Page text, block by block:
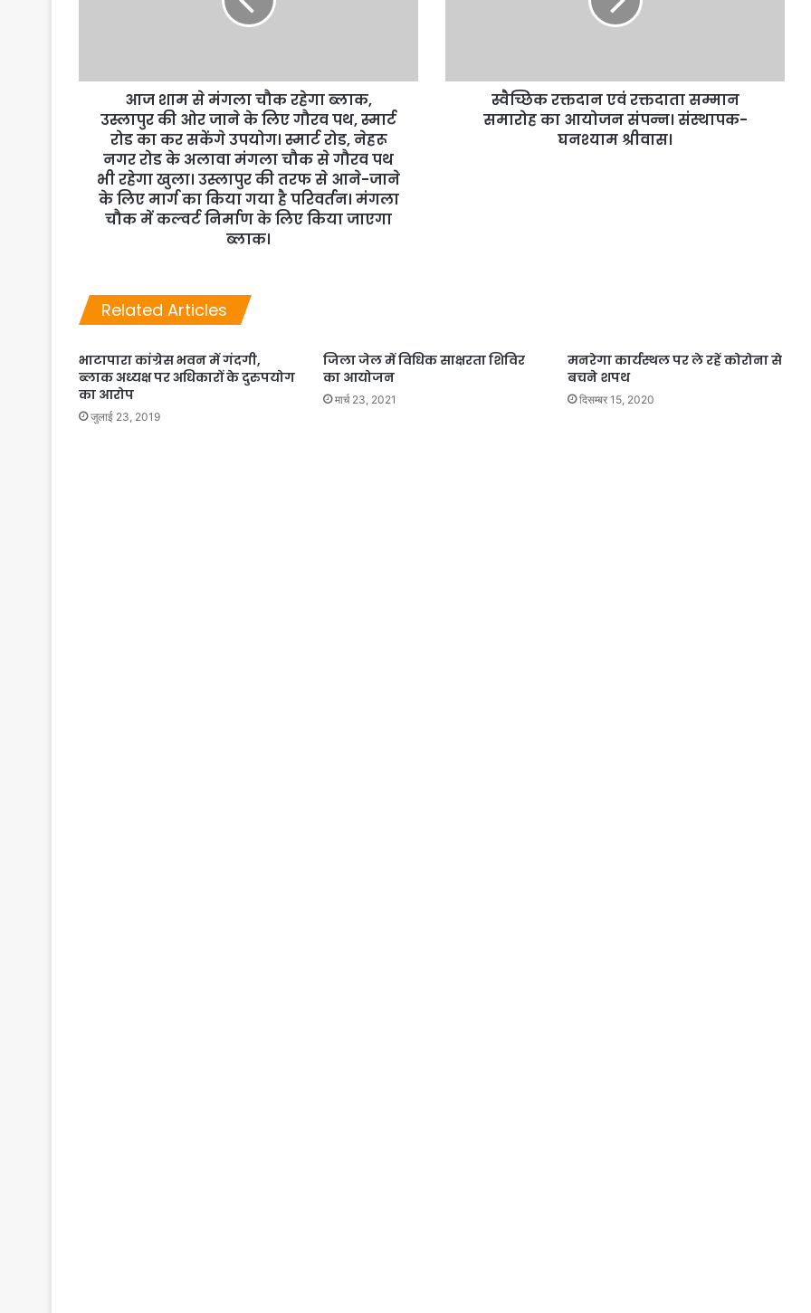
आज शाम से मंगला चौक रहेगा ब्लाक,
उस्लापुर की ओर जाने के लिए गौरव पथ, स्मार्ट
रोड का कर सकेंगे उपयोग। स्मार्ट रोड, नेहरू
नगर रोड के अलावा मंगला चौक से गौरव पथ
भी रहेगा खुला। उस्लापुर की तरफ से आने-जाने
के लिए मार्ग का किया गया है परिवर्तन। मंगला
चौक में कल्वर्ट निर्माण के लिए किया जाएगा
ब्लाक।
स्वैच्छिक रक्तदान एवं रक्तदाता सम्मान
समारोह का आयोजन संपन्न। संस्थापक-
घनश्याम श्रीवास।
Related Articles
भाटापारा कांग्रेस भवन में गंदगी,
ब्लाक अध्यक्ष पर अधिकारों के दुरुपयोग
का आरोप
जुलाई 23, 2019
जिला जेल में विधिक साक्षरता शिविर
का आयोजन
मार्च 23, 2021
मनरेगा कार्यस्थल पर ले रहें कोरोना से
बचने शपथ
दिसम्बर 15, 2020